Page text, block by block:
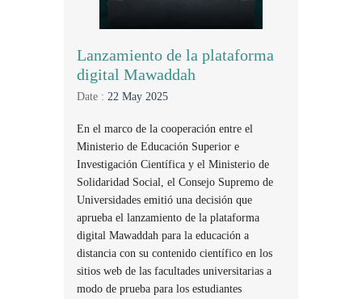
Lanzamiento de la plataforma
digital Mawaddah
Date : 22 May 2025
En el marco de la cooperación entre el
Ministerio de Educación Superior e
Investigación Científica y el Ministerio de
Solidaridad Social, el Consejo Supremo de
Universidades emitió una decisión que
aprueba el lanzamiento de la plataforma
digital Mawaddah para la educación a
distancia con su contenido científico en los
sitios web de las facultades universitarias a
modo de prueba para los estudiantes